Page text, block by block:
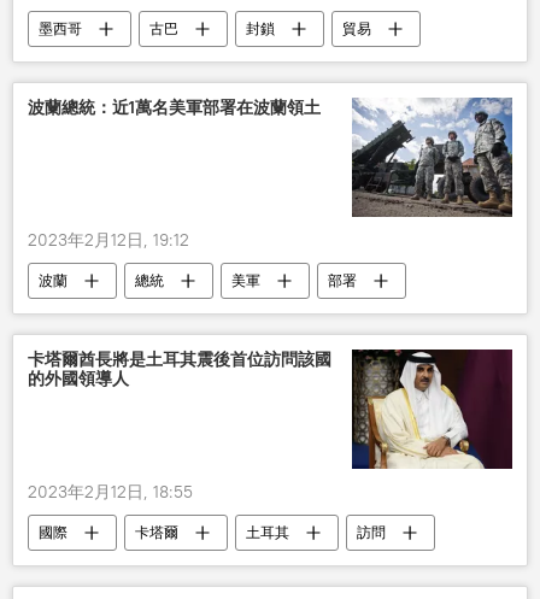
墨西哥 古巴 封鎖
貿易
國際
波蘭總統：近1萬名美軍部署在波蘭領土
2023年2月12日, 19:12
波蘭 總統 美軍 部署
卡塔爾酋長將是土耳其震後首位訪問該國
的外國領導人
2023年2月12日, 18:55
國際 卡塔爾 土耳其 訪問